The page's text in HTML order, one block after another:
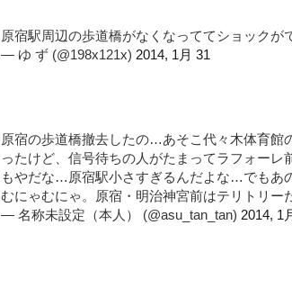
原宿駅周辺の歩道橋がなくなっててショックが
— ゆ ず (@198x121x) 2014, 1月 31
原宿の歩道橋撤去したの…あそこ代々木体育館
ったけど、信号待ちの人がたまってラフォーレ
もやだな…原宿駅小さすぎるんだよな…でもあ
むにゃむにゃ。原宿・明治神宮前はテリトリー
— 名称未設定（本人） (@asu_tan_tan) 2014, 1